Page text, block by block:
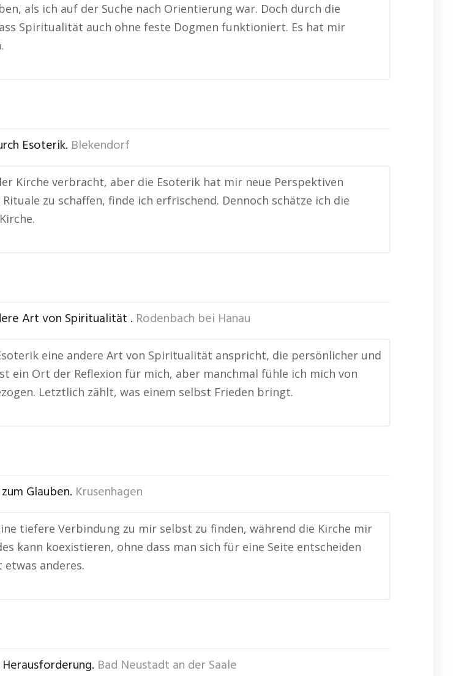
als ich auf der Suche nach Orientierung war. Doch durch die
Spiritualität auch ohne feste Dogmen funktioniert. Es hat mir
Esoterik. Blekendorf
Kirche verbracht, aber die Esoterik hat mir neue Perspektiven
zu schaffen, finde ich erfrischend. Dennoch schätze ich die
Art von Spiritualität . Rodenbach bei Hanau
eine andere Art von Spiritualität anspricht, die persönlicher und
ein Ort der Reflexion für mich, aber manchmal fühle ich mich von
Letztlich zählt, was einem selbst Frieden bringt.
Glauben. Krusenhagen
tiefere Verbindung zu mir selbst zu finden, während die Kirche mir
kann koexistieren, ohne dass man sich für eine Seite entscheiden
etwas anderes.
Bad Neustadt an der Saale